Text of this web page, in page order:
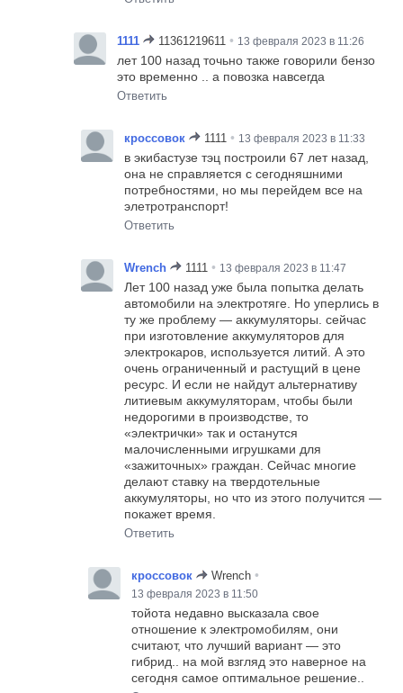
1111 11361219611 • 13 февраля 2023 в 11:26
лет 100 назад точьно также говорили бензо
это временно .. а повозка навсегда
Ответить
кроссовок 1111 • 13 февраля 2023 в 11:33
в экибастузе тэц построили 67 лет назад,
она не справляется с сегодняшними
потребностями, но мы перейдем все на
элетротранспорт!
Ответить
Wrench 1111 • 13 февраля 2023 в 11:47
Лет 100 назад уже была попытка делать
автомобили на электротяге. Но уперлись в
ту же проблему — аккумуляторы. сейчас
при изготовление аккумуляторов для
электрокаров, используется литий. А это
очень ограниченный и растущий в цене
ресурс. И если не найдут альтернативу
литиевым аккумуляторам, чтобы были
недорогими в производстве, то
«электрички» так и останутся
малочисленными игрушками для
«зажиточных» граждан. Сейчас многие
делают ставку на твердотельные
аккумуляторы, но что из этого получится —
покажет время.
Ответить
кроссовок Wrench •
13 февраля 2023 в 11:50
тойота недавно высказала свое
отношение к электромобилям, они
считают, что лучший вариант — это
гибрид.. на мой взгляд это наверное на
сегодня самое оптимальное решение..